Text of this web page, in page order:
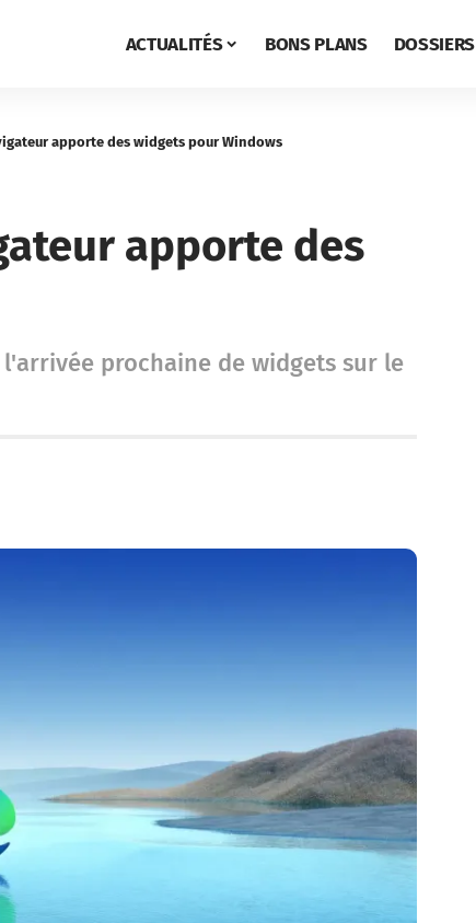
ACTUALITÉS BONS PLANS DOSSIERS
apporte des widgets pour Windows
apporte des
prochaine de widgets sur le